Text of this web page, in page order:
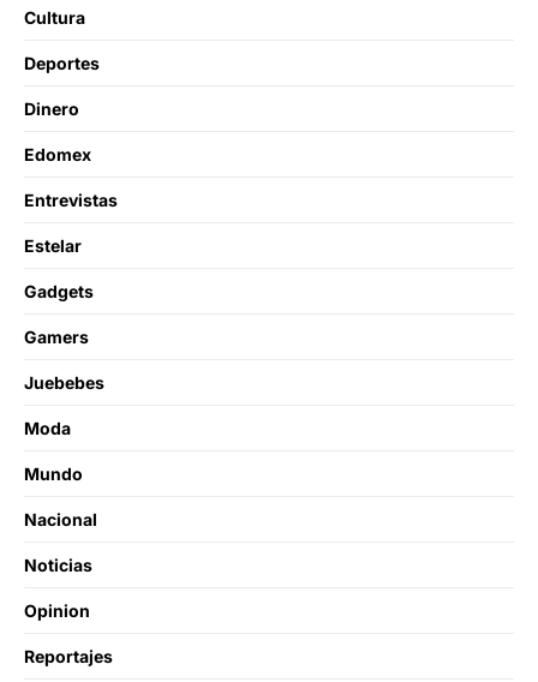
Cultura
Deportes
Dinero
Edomex
Entrevistas
Estelar
Gadgets
Gamers
Juebebes
Moda
Mundo
Nacional
Noticias
Opinion
Reportajes